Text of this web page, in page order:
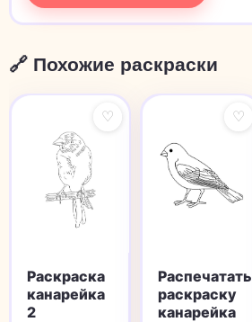
🔗 Похожие раскраски
♡
Раскраска
канарейка
2
♡
Распечатать
раскраску
канарейка